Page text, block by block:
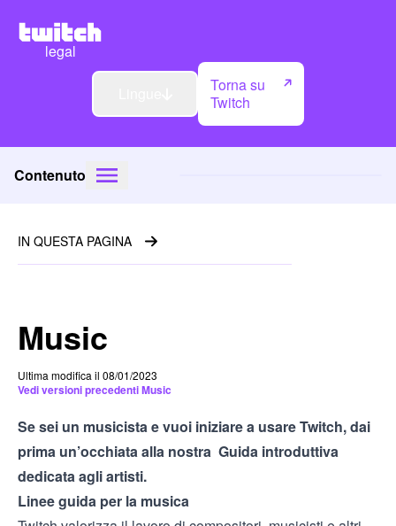
legal
Torna su
Twitch
Contenuto
Music
Ultima modifica il 08/01/2023
Vedi versioni precedenti Music
Se sei un musicista e vuoi iniziare a usare Twitch, dai
prima un’occhiata alla nostra Guida introduttiva
dedicata agli artisti.
Linee guida per la musica
IN QUESTA PAGINA